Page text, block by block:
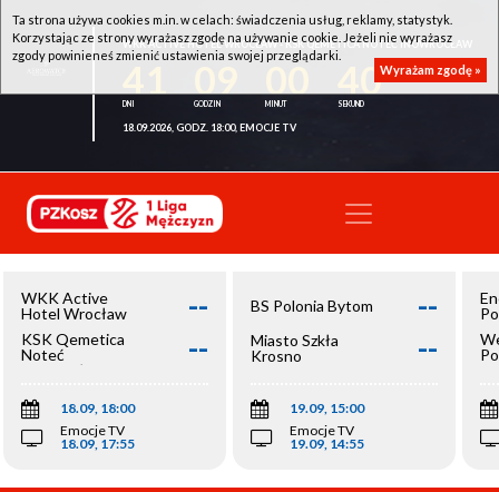
WKK ACTIVE HOTEL WROCŁAW - KSK QEMETICA NOTEĆ INOWROCŁAW
40
18.09.2026, GODZ. 18:00, EMOCJE TV
WKK Active
Hotel Wrocław
--
KSK Qemetica
Noteć
Inowrocław
--
18.09, 18:00
Emocje TV
18.09, 17:55
BS Polonia Bytom --
Miasto Szkła
Krosno
--
19.09, 15:00
Emocje TV
19.09, 14:55
Ta strona używa cookies m.in. w celach: świadczenia usług, reklamy, statystyk.
Korzystając ze strony wyrażasz zgodę na używanie cookie. Jeżeli nie wyrażasz
zgody powinieneś zmienić ustawienia swojej przeglądarki.
Wyrażam zgodę »